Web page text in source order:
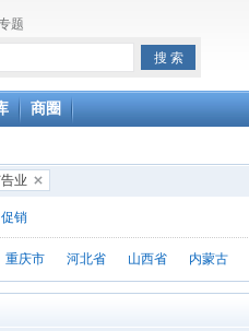
题
商圈
业
促销
重庆市 河北省 山西省 内蒙古